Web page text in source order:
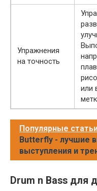
Упражнения
на точность
или
Популярные
Butterfly - лучшие
выступления и
Drum n Bass для